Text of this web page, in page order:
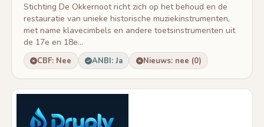
Stichting De Okkernoot richt zich op het behoud en de
restauratie van unieke historische muziekinstrumenten,
met name klavecimbels en andere toetsinstrumenten uit
de 17e en 18e...
CBF: Nee ANBI: Ja Nieuws: nee (0)